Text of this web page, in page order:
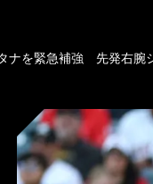
ナを緊急補強 先発右腕